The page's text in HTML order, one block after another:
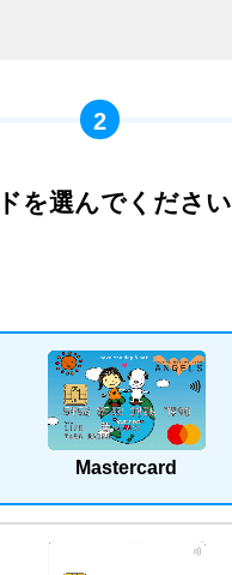
2
を選んでください
Mastercard